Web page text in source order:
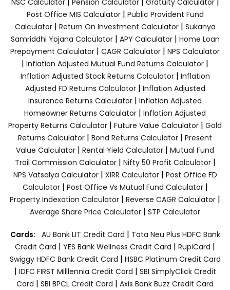
Post Office MIS Calculator| Public Provident Fund
Calculator| Return On Investment Calculator| Sukanya
Samriddhi Yojana Calculator| APY Calculator| Home Loan
Prepayment Calculator | CAGR Calculator | NPS Calculator
| Inflation Adjusted Mutual Fund Returns Calculator |
Inflation Adjusted Stock Returns Calculator| Inflation
Adjusted FD Returns Calculator| Inflation Adjusted
Insurance Returns Calculator | Inflation Adjusted
Homeowner Returns Calculator | Inflation Adjusted
Property Returns Calculator | Future Value Calculator | Gold
Returns Calculator | Bond Returns Calculator | Present
Value Calculator | Rental Yield Calculator | Mutual Fund
Trail Commission Calculator| Nifty 50 Profit Calculator|
NPS Vatsalya Calculator| XIRR Calculator| Post Office FD
Calculator| Post Office Vs Mutual Fund Calculator|
Property Indexation Calculator | Reverse CAGR Calculator |
Average Share Price Calculator | STP Calculator
Cards: AU Bank LIT Credit Card | Tata Neu Plus HDFC Bank
Credit Card | YES Bank Wellness Credit Card | RupiCard |
Swiggy HDFC Bank Credit Card | HSBC Platinum Credit Card
| IDFC FIRST Milllennia Credit Card | SBI SimplyClick Credit
Card | SBI BPCL Credit Card | Axis Bank Buzz Credit Card